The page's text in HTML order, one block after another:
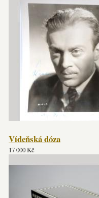
Vídeňská dóza
17 000 Kč